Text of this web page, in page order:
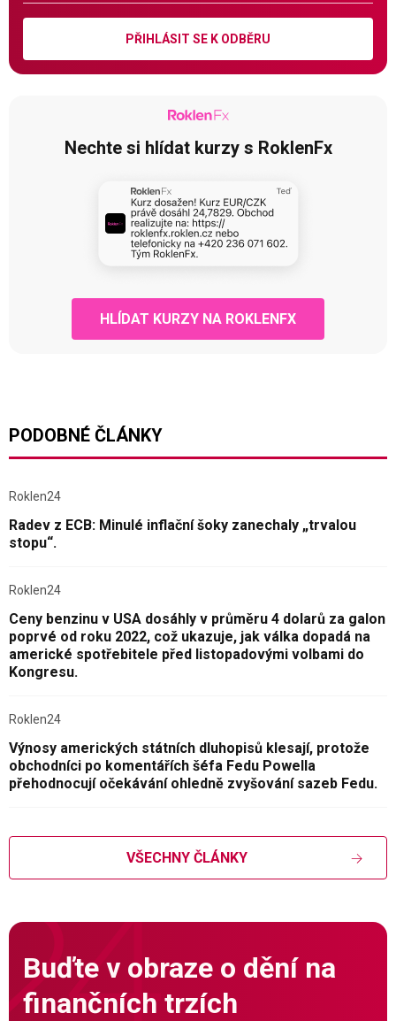
PŘIHLÁSIT SE K ODBĚRU
Nechte si hlídat kurzy s RoklenFx
HLÍDAT KURZY NA ROKLENFX
PODOBNÉ ČLÁNKY
Roklen24
Radev z ECB: Minulé inflační šoky zanechaly „trvalou
stopu“.
Roklen24
Ceny benzinu v USA dosáhly v průměru 4 dolarů za galon
poprvé od roku 2022, což ukazuje, jak válka dopadá na
americké spotřebitele před listopadovými volbami do
Kongresu.
Roklen24
Výnosy amerických státních dluhopisů klesají, protože
obchodníci po komentářích šéfa Fedu Powella
přehodnocují očekávání ohledně zvyšování sazeb Fedu.
VŠECHNY ČLÁNKY
Buďte v obraze o dění na
finančních trzích